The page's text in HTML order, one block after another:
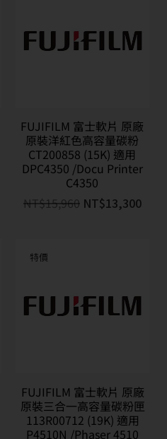
FUJIFILM 富士軟片 原廠
原裝洋紅色高容量碳粉
CT200858 (15K) 適用
DPC4350 /Docu Printer
C4350
NT$15,960 NT$13,300
特價
FUJIFILM 富士軟片 原廠
原裝三合一高容量碳粉匣
113R00712 (19K) 適用
P4510N /Phaser 4510